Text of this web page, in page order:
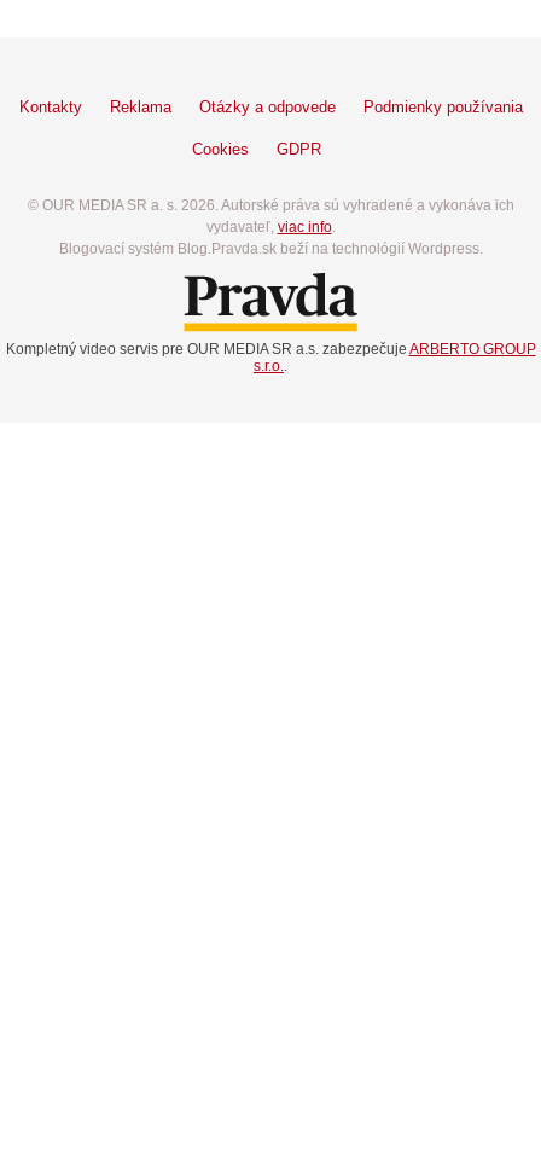
Kontakty Reklama Otázky a odpovede Podmienky používania
Cookies GDPR
© OUR MEDIA SR a. s. 2026. Autorské práva sú vyhradené a vykonáva ich
vydavateľ, viac info.
Blogovací systém Blog.Pravda.sk beží na technológií Wordpress.
Kompletný video servis pre OUR MEDIA SR a.s. zabezpečuje ARBERTO GROUP
s.r.o.